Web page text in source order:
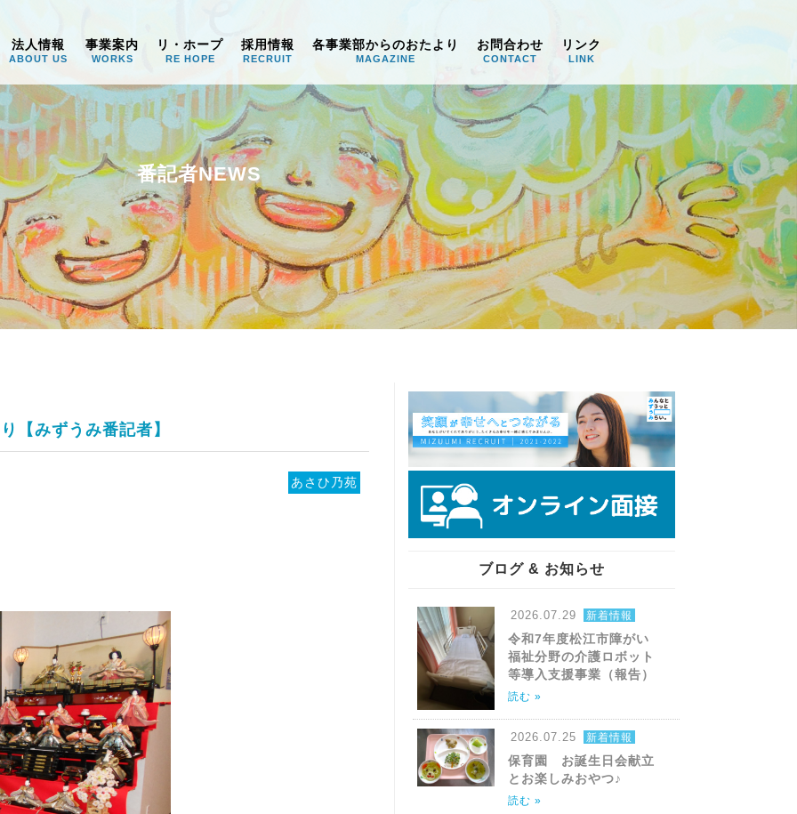
み
法人情報
ABOUT US
事業案内
WORKS
リ・ホープ
RE HOPE
採用情報
RECRUIT
各事業部からのおたより
MAGAZINE
お問合わせ
CONTACT
リンク
LINK
番記者NEWS
【みずうみ番記者】
あさひ乃苑
ブログ & お知らせ
2026.07.29 新着情報
令和7年度松江市障がい
福祉分野の介護ロボット
等導入支援事業（報告）
読む »
2026.07.25 新着情報
保育園 お誕生日会献立
とお楽しみおやつ♪
読む »